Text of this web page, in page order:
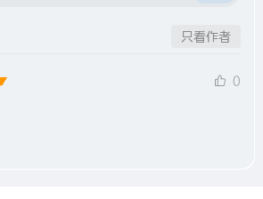
只看作者
0